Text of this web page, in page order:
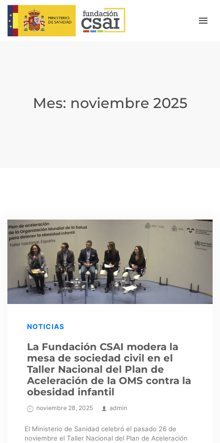
Mes: noviembre 2025
NOTICIAS
La Fundación CSAI modera la
mesa de sociedad civil en el
Taller Nacional del Plan de
Aceleración de la OMS contra la
obesidad infantil
noviembre 28, 2025 admin
El Ministerio de Sanidad celebró el pasado 26 de
noviembre el Taller Nacional del Plan de Aceleración